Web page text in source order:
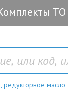
ТО
редукторное масло